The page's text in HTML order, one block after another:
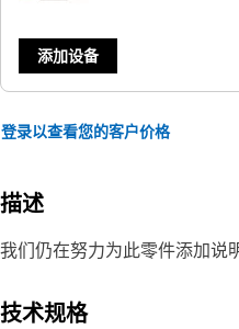
添加设备
登录以查看您的客户价格
描述
我们仍在努力为此零件添加说
技术规格